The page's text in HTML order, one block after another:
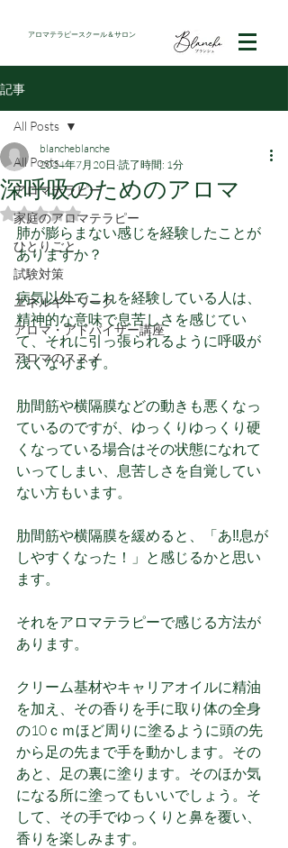
アロマテラピースクール＆サロン
記事
All Posts
アロマテラピー
家庭のアロマテラピー
ひとりごと
試験対策
エネルギーワーク
アロマ・アドバイザー講座
アロマのススメ
All Posts
深呼吸のためのアロマ
blancheblanche
2024年7月20日 読了時間: 1分
5つ星のうちNaNと評価されています。
肺が膨らまない感じを経験したことが
ありますか？
病気以外でこれを経験している人は、
精神的な意味で息苦しさを感じてい
て、それに引っ張られるように呼吸が
浅くなります。
肋間筋や横隔膜などの動きも悪くなっ
ているのですが、ゆっくりゆっくり硬
くなっている場合はその状態になれて
いってしまい、息苦しさを自覚してい
ない方もいます。
肋間筋や横隔膜を緩めると、「あ‼息が
しやすくなった！」と感じるかと思い
ます。
それをアロマテラピーで感じる方法が
あります。
クリーム基材やキャリアオイルに精油
を加え、その香りを手に取り体の全身
の10ｃｍほど周りに塗るように頭の先
から足の先まで手を動かします。その
あと、足の裏に塗ります。そのほか気
になる所に塗ってもいいでしょう。そ
して、その手でゆっくりと鼻を覆い、
香りを楽しみます。